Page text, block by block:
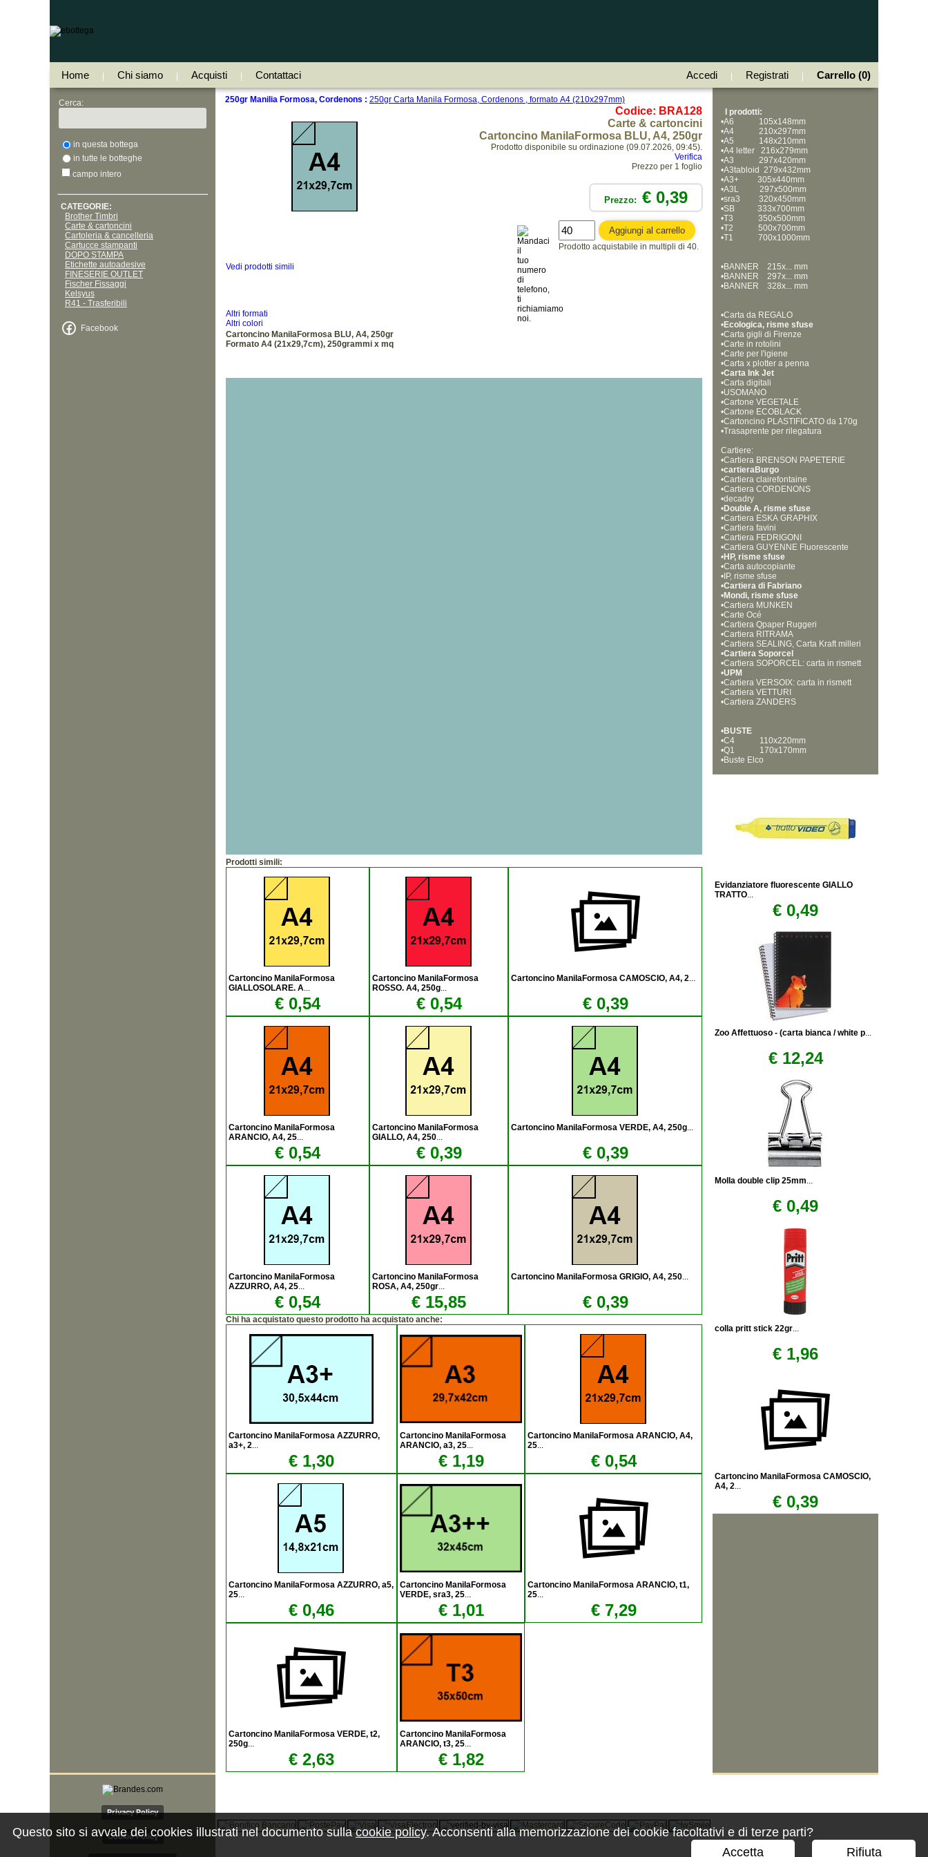
Questo sito si avvale dei cookies illustrati nel documento sullacookie policy. Acconsenti alla memorizzazione dei cookie facoltativi e di terze parti?
Accetta
Rifiuta
Home Chi siamo Acquisti Contattaci Accedi Registrati Carrello (0)
Cerca:
in questa bottega
in tutte le botteghe
campo intero
CATEGORIE:
Brother Timbri
Carte & cartoncini
Cartoleria & cancelleria
Cartucce stampanti
DOPO STAMPA
Etichette autoadesive
FINESERIE OUTLET
Fischer Fissaggi
Kelsyus
R41 - Trasferibili
Facebook
250gr Manilia Formosa, Cordenons : 250gr Carta Manila Formosa, Cordenons , formato A4 (210x297mm)
Codice: BRA128
Carte & cartoncini
Cartoncino ManilaFormosa BLU, A4, 250gr
Prodotto disponibile su ordinazione (09.07.2026, 09:45).
Verifica
Prezzo per 1 foglio
Prezzo: € 0,39
Prodotto acquistabile in multipli di 40.
Vedi prodotti simili
Altri formati
Altri colori
Cartoncino ManilaFormosa BLU, A4, 250gr
Formato A4 (21x29,7cm), 250grammi x mq
Prodotti simili:
Cartoncino ManilaFormosa
GIALLOSOLARE. A...
€ 0,54
Cartoncino ManilaFormosa
ROSSO. A4, 250g...
€ 0,54
Cartoncino ManilaFormosa CAMOSCIO, A4, 2...
€ 0,39
Cartoncino ManilaFormosa
ARANCIO, A4, 25...
€ 0,54
Cartoncino ManilaFormosa
GIALLO, A4, 250...
€ 0,39
Cartoncino ManilaFormosa VERDE, A4, 250g...
€ 0,39
Cartoncino ManilaFormosa
AZZURRO, A4, 25...
€ 0,54
Cartoncino ManilaFormosa
ROSA, A4, 250gr...
€ 15,85
Cartoncino ManilaFormosa GRIGIO, A4, 250...
€ 0,39
Chi ha acquistato questo prodotto ha acquistato anche:
Cartoncino ManilaFormosa AZZURRO,
a3+, 2...
€ 1,30
Cartoncino ManilaFormosa
ARANCIO, a3, 25...
€ 1,19
Cartoncino ManilaFormosa ARANCIO, A4,
25...
€ 0,54
Cartoncino ManilaFormosa AZZURRO, a5,
25...
€ 0,46
Cartoncino ManilaFormosa
VERDE, sra3, 25...
€ 1,01
Cartoncino ManilaFormosa ARANCIO, t1,
25...
€ 7,29
Cartoncino ManilaFormosa VERDE, t2,
250g...
€ 2,63
Cartoncino ManilaFormosa
ARANCIO, t3, 25...
€ 1,82
I prodotti:
•A6            105x148mm
•A4            210x297mm
•A5            148x210mm
•A4 letter   216x279mm
•A3            297x420mm
•A3tabloid  279x432mm
•A3+         305x440mm
•A3L          297x500mm
•sra3         320x450mm
•SB           333x700mm
•T3            350x500mm
•T2            500x700mm
•T1            700x1000mm
•BANNER    215x... mm
•BANNER    297x... mm
•BANNER    328x... mm
•Carta da REGALO
•Ecologica, risme sfuse
•Carta gigli di Firenze
•Carte in rotolini
•Carte per l'igiene
•Carta x plotter a penna
•Carta Ink Jet
•Carta digitali
•USOMANO
•Cartone VEGETALE
•Cartone ECOBLACK
•Cartoncino PLASTIFICATO da 170g
r a 730gr
•Trasaprente per rilegatura
Cartiere:
•Cartiera BRENSON PAPETERIE
•cartieraBurgo
•Cartiera clairefontaine
•Cartiera CORDENONS
•decadry
•Double A, risme sfuse
•Cartiera ESKA GRAPHIX
•Cartiera favini
•Cartiera FEDRIGONI
•Cartiera GUYENNE Fluorescente
•HP, risme sfuse
•Carta autocopiante
• IP, risme sfuse
•Cartiera di Fabriano
•Mondi, risme sfuse
•Cartiera MUNKEN
•Carte Océ
•Cartiera Qpaper Ruggeri
•Cartiera RITRAMA
•Cartiera SEALING, Carta Kraft milleri
ghe
•Cartiera Soporcel
•Cartiera SOPORCEL: carta in rismett
e per fotocopie, stampe laser e ink je
t
•UPM
•Cartiera VERSOIX: carta in rismett
e per fotocopie, stampe laser, e ink j
et
•Cartiera VETTURI
•Cartiera ZANDERS
•BUSTE
•C4            110x220mm
•Q1            170x170mm
•Buste Elco
Evidanziatore fluorescente GIALLO
TRATTO...
€ 0,49
Zoo Affettuoso - (carta bianca / white p...
€ 12,24
Molla double clip 25mm...
€ 0,49
colla pritt stick 22gr...
€ 1,96
Cartoncino ManilaFormosa CAMOSCIO,
A4, 2...
€ 0,39
Privacy Policy
Cookie Policy